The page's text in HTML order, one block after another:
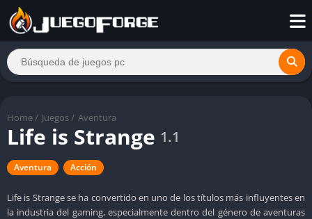
Home / Juegos / Aventura
Life is Strange 1.1
Aventura Acción
Life is Strange se ha convertido en uno de los títulos más influyentes en
la industria del gaming, especialmente dentro del género de aventuras